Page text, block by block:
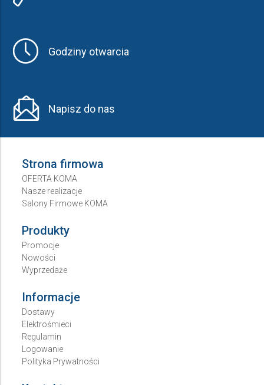
Godziny otwarcia
Napisz do nas
Strona firmowa
OFERTA KOMA
Nasze realizacje
Salony Firmowe KOMA
Produkty
Promocje
Nowości
Wyprzedaże
Informacje
Dostawy
Elektrośmieci
Regulamin
Logowanie
Polityka Prywatności